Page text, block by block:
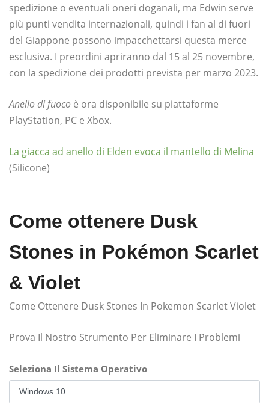
spedizione o eventuali oneri doganali, ma Edwin serve
più punti vendita internazionali, quindi i fan al di fuori
del Giappone possono impacchettarsi questa merce
esclusiva. I preordini apriranno dal 15 al 25 novembre,
con la spedizione dei prodotti prevista per marzo 2023.
Anello di fuoco è ora disponibile su piattaforme
PlayStation, PC e Xbox.
La giacca ad anello di Elden evoca il mantello di Melina
(Silicone)
Come ottenere Dusk
Stones in Pokémon Scarlet
& Violet
Come Ottenere Dusk Stones In Pokemon Scarlet Violet
Prova Il Nostro Strumento Per Eliminare I Problemi
Seleziona Il Sistema Operativo